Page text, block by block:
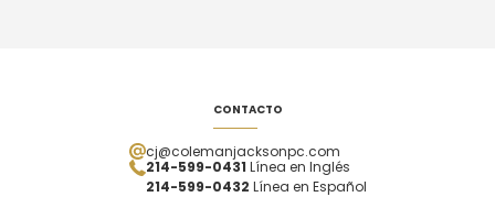
CONTACTO
cj@colemanjacksonpc.com
214-599-0431 Línea en Inglés
214-599-0432 Línea en Español